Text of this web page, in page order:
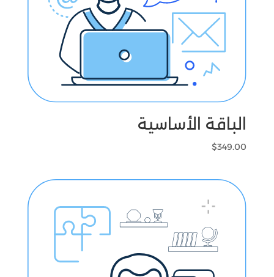
الباقة الأساسية
$349.00